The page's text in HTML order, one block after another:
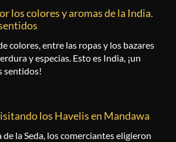
los colores y aromas de la India.
colores, entre las ropas y los bazares
y especias. Esto es India, ¡un
sentidos!
los Havelis en Mandawa
la Seda, los comerciantes eligieron